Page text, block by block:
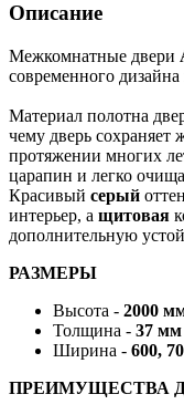
Описание
Межкомнатные двери
современного
Материал полотна
чему дверь сохраняет
протяжении многих
царапин и легко
Красивый серый
интерьер, а щитовая
дополнительную
РАЗМЕРЫ
Высота - 2000
Толщина - 37 мм
Ширина - 600,
ПРЕИМУЩЕСТВА